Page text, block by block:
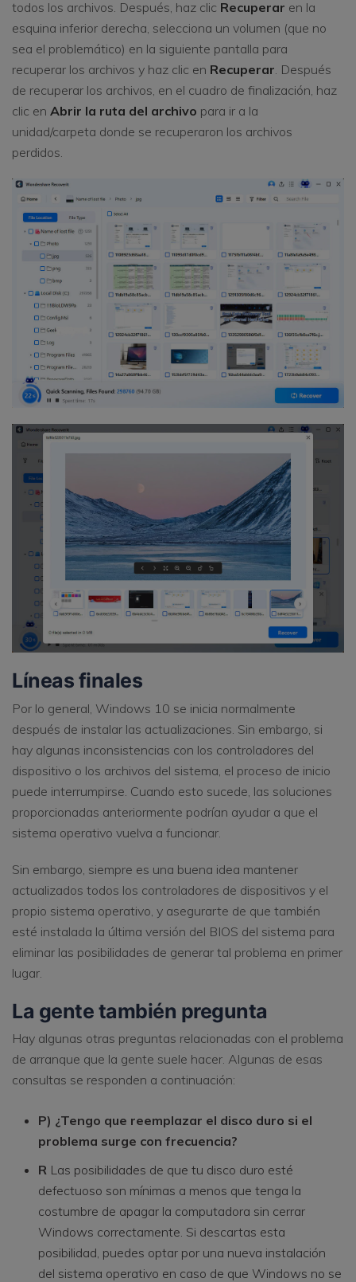
todos los archivos. Después, haz clic Recuperar en la
esquina inferior derecha, selecciona un volumen (que no
sea el problemático) en la siguiente pantalla para
recuperar los archivos y haz clic en Recuperar . Después
de recuperar los archivos, en el cuadro de finalización, haz
clic en Abrir la ruta del archivo para ir a la
unidad/carpeta donde se recuperaron los archivos
perdidos.
Líneas finales
Por lo general, Windows 10 se inicia normalmente
después de instalar las actualizaciones. Sin embargo, si
hay algunas inconsistencias con los controladores del
dispositivo o los archivos del sistema, el proceso de inicio
puede interrumpirse. Cuando esto sucede, las soluciones
proporcionadas anteriormente podrían ayudar a que el
sistema operativo vuelva a funcionar.
Sin embargo, siempre es una buena idea mantener
actualizados todos los controladores de dispositivos y el
propio sistema operativo, y asegurarte de que también
esté instalada la última versión del BIOS del sistema para
eliminar las posibilidades de generar tal problema en primer
lugar.
La gente también pregunta
Hay algunas otras preguntas relacionadas con el problema
de arranque que la gente suele hacer. Algunas de esas
consultas se responden a continuación:
P) ¿Tengo que reemplazar el disco duro si el
problema surge con frecuencia?
R Las posibilidades de que tu disco duro esté
defectuoso son mínimas a menos que tenga la
costumbre de apagar la computadora sin cerrar
Windows correctamente. Si descartas esta
posibilidad, puedes optar por una nueva instalación
del sistema operativo en caso de que Windows no se